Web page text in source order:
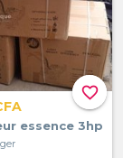
favorite_border
essence 3hp